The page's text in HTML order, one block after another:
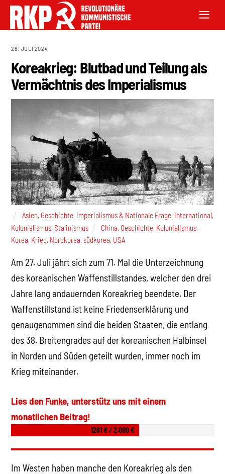
26. JULI 2024
Koreakrieg: Blutbad und Teilung als
Vermächtnis des Imperialismus
Asien, Geschichte, Imperialismus & Nationale Frage, International,
Kolonialismus,Stalinismus China, Geschichte, Kolonialismus,
Korea, Krieg, Nordkorea, südkorea, USA
Am 27. Juli jährt sich zum 71. Mal die Unterzeichnung
des koreanischen Waffenstillstandes, welcher den drei
Jahre lang andauernden Koreakrieg beendete. Der
Waffenstillstand ist keine Friedenserklärung und
genaugenommen sind die beiden Staaten, die entlang
des 38. Breitengrades auf der koreanischen Halbinsel
in Norden und Süden geteilt wurden, immer noch im
Krieg miteinander.
Lies den Funke, unterstütz uns mit einem
monatlichen Beitrag!
1261 € / 2.000 €
Im Westen haben manche den Koreakrieg als den